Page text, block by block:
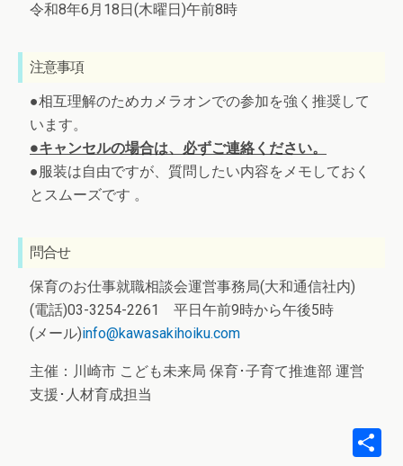
令和8年6月18日(木曜日)午前8時
注意事項
●相互理解のためカメラオンでの参加を強く推奨して
います。
●キャンセルの場合は、必ずご連絡ください。
●服装は自由ですが、質問したい内容をメモしておく
とスムーズです 。
問合せ
保育のお仕事就職相談会運営事務局(大和通信社内)
(電話)03-3254-2261 平日午前9時から午後5時
(メール)info@kawasakihoiku.com
主催：川崎市 こども未来局 保育･子育て推進部 運営
支援･人材育成担当